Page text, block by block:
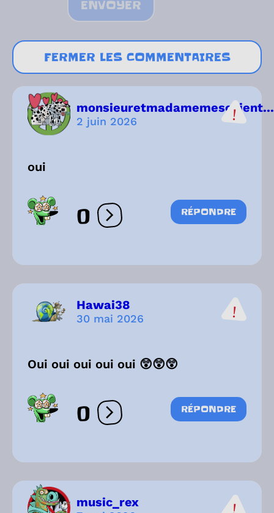
ENVOYER
FERMER LES COMMENTAIRES
monsieuretmadamemeschient...
2 juin 2026
oui
0 Ouvrir les réactions
RÉPONDRE
Hawai38
30 mai 2026
Oui oui oui oui oui 😲😲😲
0 Ouvrir les réactions
RÉPONDRE
music_rex